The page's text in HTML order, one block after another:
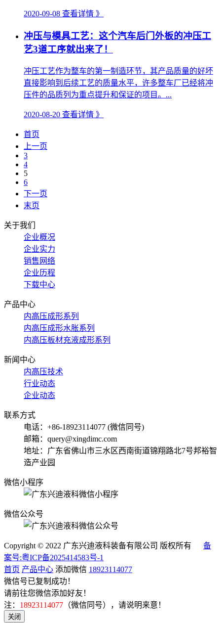
2020-09-08 查看详情 》
冲压与模具工艺：这个汽车后门外板的冲压工
艺3道工序就出来了！
冲压工艺作为整车的第一制造环节，其产品质量的好坏
直接影响到后续工艺的质量水平，许多整车厂已经将冲
压件的品质列为重点提升和保证的项目。...
2020-08-20 查看详情 》
首页
上一页
3
4
5
6
下一页
末页
关于我们
企业概况
企业实力
销售网络
企业历程
下载中心
产品中心
内高压成形系列
内高压成形水胀系列
内高压板材充液成形系列
新闻中心
内高压技术
行业动态
企业动态
联系方式
电话：+86-18923114077 (微信同号)
邮箱：query@xingdimc.com
地址：广东省佛山市三水区西南街道锦翔路北7号邦裕智
造产业园
微信小程序
微信公众号
Copyright © 2022 广东兴迪液科装备有限公司 版权所有 备
案号:粤ICP备2025414583号-1
首页 产品中心 添加微信 18923114077
微信号已复制成功！
请前往您微信添加好友！
注： 18923114077 （微信同号），请说明来意！
关闭